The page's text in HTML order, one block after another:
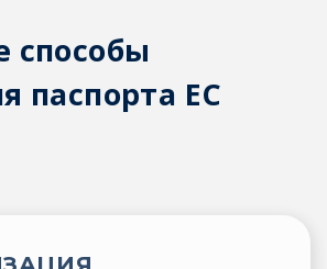
способы
паспорта ЕС